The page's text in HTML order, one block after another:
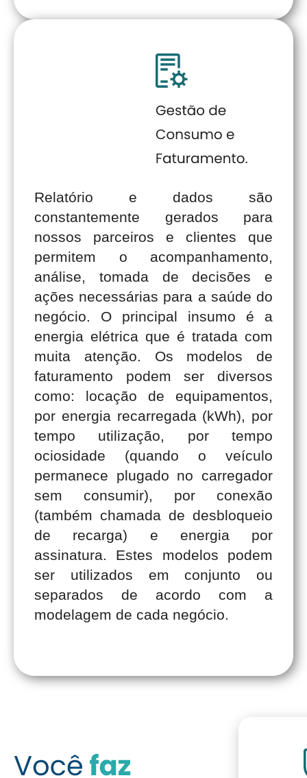
Relatório e dados são
constantemente gerados para
nossos parceiros e clientes que
permitem o acompanhamento,
análise, tomada de decisões e
ações necessárias para a saúde do
negócio. O principal insumo é a
energia elétrica que é tratada com
muita atenção. Os modelos de
faturamento podem ser diversos
como: locação de equipamentos,
por energia recarregada (kWh), por
tempo utilização, por tempo
ociosidade (quando o veículo
permanece plugado no carregador
sem consumir), por conexão
(também chamada de desbloqueio
de recarga) e energia por
assinatura. Estes modelos podem
ser utilizados em conjunto ou
separados de acordo com a
modelagem de cada negócio.